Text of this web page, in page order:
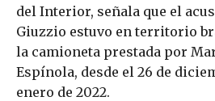
del Interior, señala que el
Giuzzio estuvo en territorio
la camioneta prestada por
Espínola, desde el 26 de
enero de 2022.